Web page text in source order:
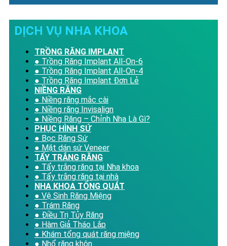
DỊCH VỤ NHA KHOA
TRỒNG RĂNG IMPLANT
● Trồng Răng Implant All-On-6
● Trồng Răng Implant All-On-4
● Trồng Răng Implant Đơn Lẻ
NIỀNG RĂNG
● Niềng răng mắc cài
● Niềng răng Invisalign
● Niềng Răng – Chỉnh Nha Là Gì?
PHỤC HÌNH SỨ
● Bọc Răng Sứ
● Mặt dán sứ Veneer
TẨY TRẮNG RĂNG
● Tẩy trắng răng tại Nha khoa
● Tẩy trắng răng tại nhà
NHA KHOA TỔNG QUÁT
● Vệ Sinh Răng Miệng
● Trám Răng
● Điều Trị Tủy Răng
● Hàm Giả Tháo Lắp
● Khám tổng quát răng miệng
● Nhổ răng khôn